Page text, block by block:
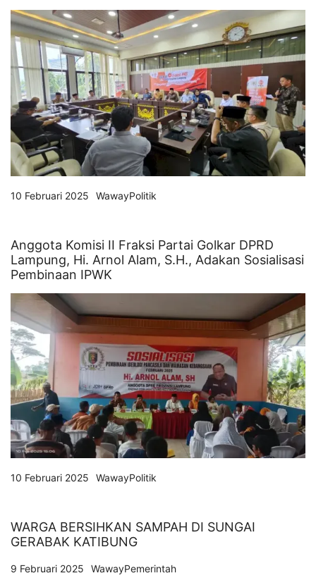
10 Februari 2025 WawayPolitik
Anggota Komisi II Fraksi Partai Golkar DPRD
Lampung, Hi. Arnol Alam, S.H., Adakan Sosialisasi
Pembinaan IPWK
10 Februari 2025 WawayPolitik
WARGA BERSIHKAN SAMPAH DI SUNGAI
GERABAK KATIBUNG
9 Februari 2025 WawayPemerintah